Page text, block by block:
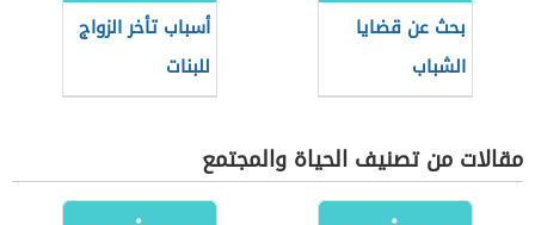
بحث عن قضايا
الشباب
أسباب تأخر الزواج
للبنات
مقالات من تصنيف الحياة والمجتمع